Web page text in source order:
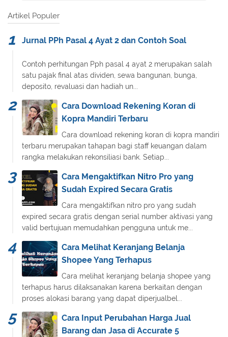
Artikel Populer
Jurnal PPh Pasal 4 Ayat 2 dan Contoh Soal
Contoh perhitungan Pph pasal 4 ayat 2 merupakan salah
satu pajak final atas dividen, sewa bangunan, bunga,
deposito, revaluasi dan hadiah un...
Cara Download Rekening Koran di
Kopra Mandiri Terbaru
Cara download rekening koran di kopra mandiri
terbaru merupakan tahapan bagi staff keuangan dalam
rangka melakukan rekonsiliasi bank. Setiap...
Cara Mengaktifkan Nitro Pro yang
Sudah Expired Secara Gratis
Cara mengaktifkan nitro pro yang sudah
expired secara gratis dengan serial number aktivasi yang
valid bertujuan memudahkan pengguna untuk me...
Cara Melihat Keranjang Belanja
Shopee Yang Terhapus
Cara melihat keranjang belanja shopee yang
terhapus harus dilaksanakan karena berkaitan dengan
proses alokasi barang yang dapat diperjualbel...
Cara Input Perubahan Harga Jual
Barang dan Jasa di Accurate 5